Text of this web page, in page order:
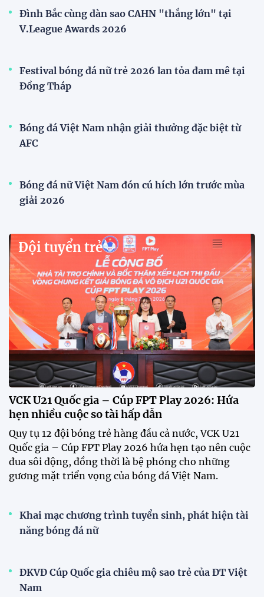
Đình Bắc cùng dàn sao CAHN "thắng lớn" tại
V.League Awards 2026
Festival bóng đá nữ trẻ 2026 lan tỏa đam mê tại
Đồng Tháp
Bóng đá Việt Nam nhận giải thưởng đặc biệt từ
AFC
Bóng đá nữ Việt Nam đón cú hích lớn trước mùa
giải 2026
Đội tuyển trẻ
VCK U21 Quốc gia – Cúp FPT Play 2026: Hứa
hẹn nhiều cuộc so tài hấp dẫn
Quy tụ 12 đội bóng trẻ hàng đầu cả nước, VCK U21
Quốc gia – Cúp FPT Play 2026 hứa hẹn tạo nên cuộc
đua sôi động, đồng thời là bệ phóng cho những
gương mặt triển vọng của bóng đá Việt Nam.
Khai mạc chương trình tuyển sinh, phát hiện tài
năng bóng đá nữ
ĐKVĐ Cúp Quốc gia chiêu mộ sao trẻ của ĐT Việt
Nam